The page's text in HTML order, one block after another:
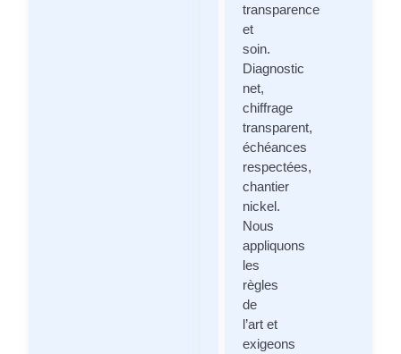
transparence
et
soin.
Diagnostic
net,
chiffrage
transparent,
échéances
respectées,
chantier
nickel.
Nous
appliquons
les
règles
de
l’art et
exigeons